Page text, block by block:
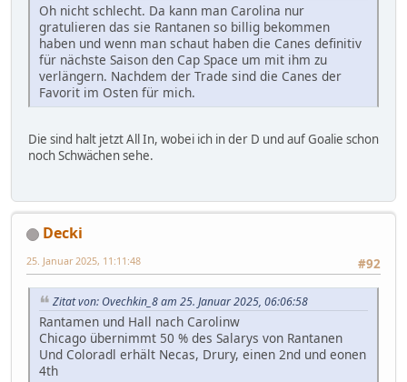
Oh nicht schlecht. Da kann man Carolina nur
gratulieren das sie Rantanen so billig bekommen
haben und wenn man schaut haben die Canes definitiv
für nächste Saison den Cap Space um mit ihm zu
verlängern. Nachdem der Trade sind die Canes der
Favorit im Osten für mich.
Die sind halt jetzt All In, wobei ich in der D und auf Goalie schon
noch Schwächen sehe.
Decki
#92
25. Januar 2025, 11:11:48
Zitat von: Ovechkin_8 am 25. Januar 2025, 06:06:58
Rantamen und Hall nach Carolinw
Chicago übernimmt 50 % des Salarys von Rantanen
Und Coloradl erhält Necas, Drury, einen 2nd und eonen
4th